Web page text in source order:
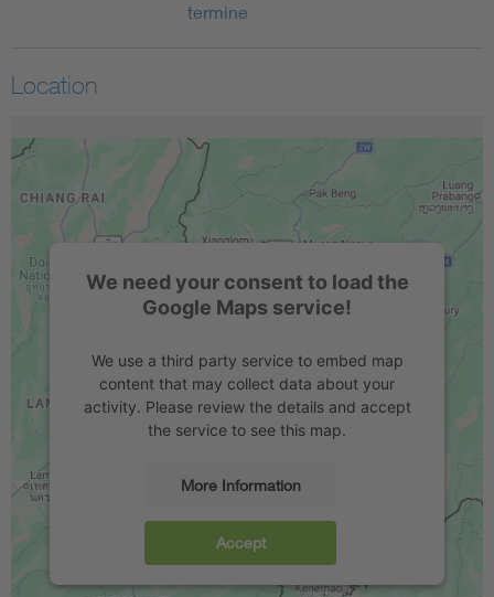
termine
Location
We need your consent to load the
Google Maps service!
We use a third party service to embed map
content that may collect data about your
activity. Please review the details and accept
the service to see this map.
More Information
Accept